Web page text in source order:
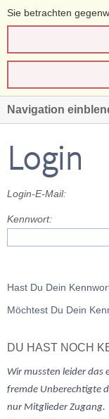
Sie betrachten
Navigation
Login
Login-E-Mail:
Kennwort:
Hast Du Dein
Möchtest Du Dein
DU HAST NOCH
Wir mussten leiderdas
fremde Unberechtigte
nur Mitglieder Zugang.